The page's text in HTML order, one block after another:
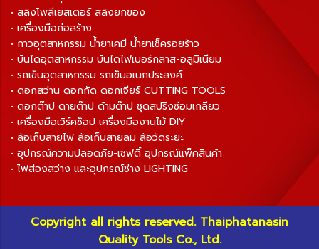
• สลิงโพลีเยสเตอร์ สลิงยกของ
• เครื่องมือก่อสร้าง
• กาวอุตสาหกรรม น้ำยาเคมี น้ำยาเช็ครอยร้าว
• บันไดอุตสาหกรรม บันไดไฟเบอร์กลาส-อลูมิเนียม
• รถเข็นอุตสาหกรรม รถเข็นอเนกประสงค์
• ดอกสว่าน ดอกกัด ดอกเจียร์ CUTTING TOOLS
• ดอกต๊าป ดายต๊าป ด้ามต๊าป ชุดสปริงซ่อมเกลียว
• เครื่องมือเวิร์คช็อป เครื่องมืองานไม้ DIY
• ล้อเก็บสายไฟ ล้อเก็บสายลม ล้อวัดระยะ
• อุปกรณ์ความปลอดภัย-เซฟตี้ อุปกรณ์แพ็คสินค้า
• ไฟส่องสว่าง และอุปกรณ์ช่าง LIGHTING
Copyright all rights reserved. Thaiphatanasin
Quality Tools Co., Ltd.